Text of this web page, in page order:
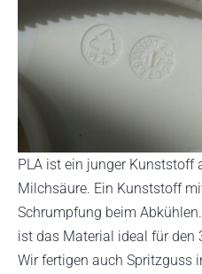
PLA ist ein junger Kunststoff
Milchsäure. Ein Kunststoff
Schrumpfung beim
ist das Material ideal für den
Wir fertigen auch Spritzguss